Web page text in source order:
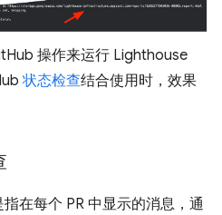
操作来运行 Lighthouse
状态检查结合使用时，效果
在每个 PR 中显示的消息，通